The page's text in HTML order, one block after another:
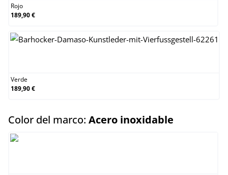
Rojo
189,90 €
Verde
189,90 €
Color del marco: Acero inoxidable